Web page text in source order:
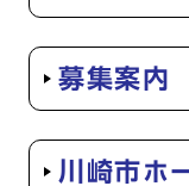
募集案内
川崎市ホ